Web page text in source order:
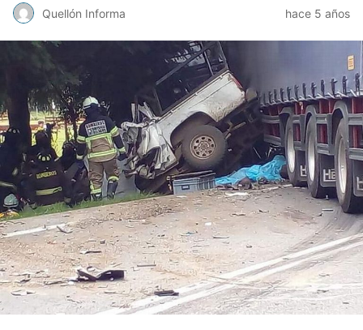
Quellón Informa hace 5 años